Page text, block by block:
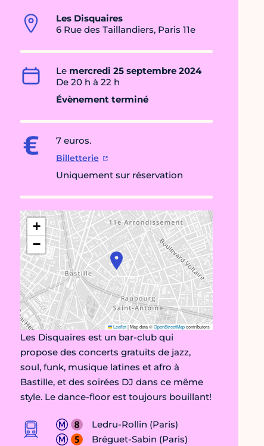
Les Disquaires
6 Rue des Taillandiers, Paris 11e
Le mercredi 25 septembre 2024
De 20 h à 22 h
Évènement terminé
7 euros.
Billetterie
Uniquement sur réservation
+
−
Leaflet|Map data ©OpenStreetMapcontributors
Les Disquaires est un bar-club qui
propose des concerts gratuits de jazz,
soul, funk, musique latines et afro à
Bastille, et des soirées DJ dans ce même
style. Le dance-floor est toujours bouillant!
Ledru-Rollin (Paris)
Bréguet-Sabin (Paris)